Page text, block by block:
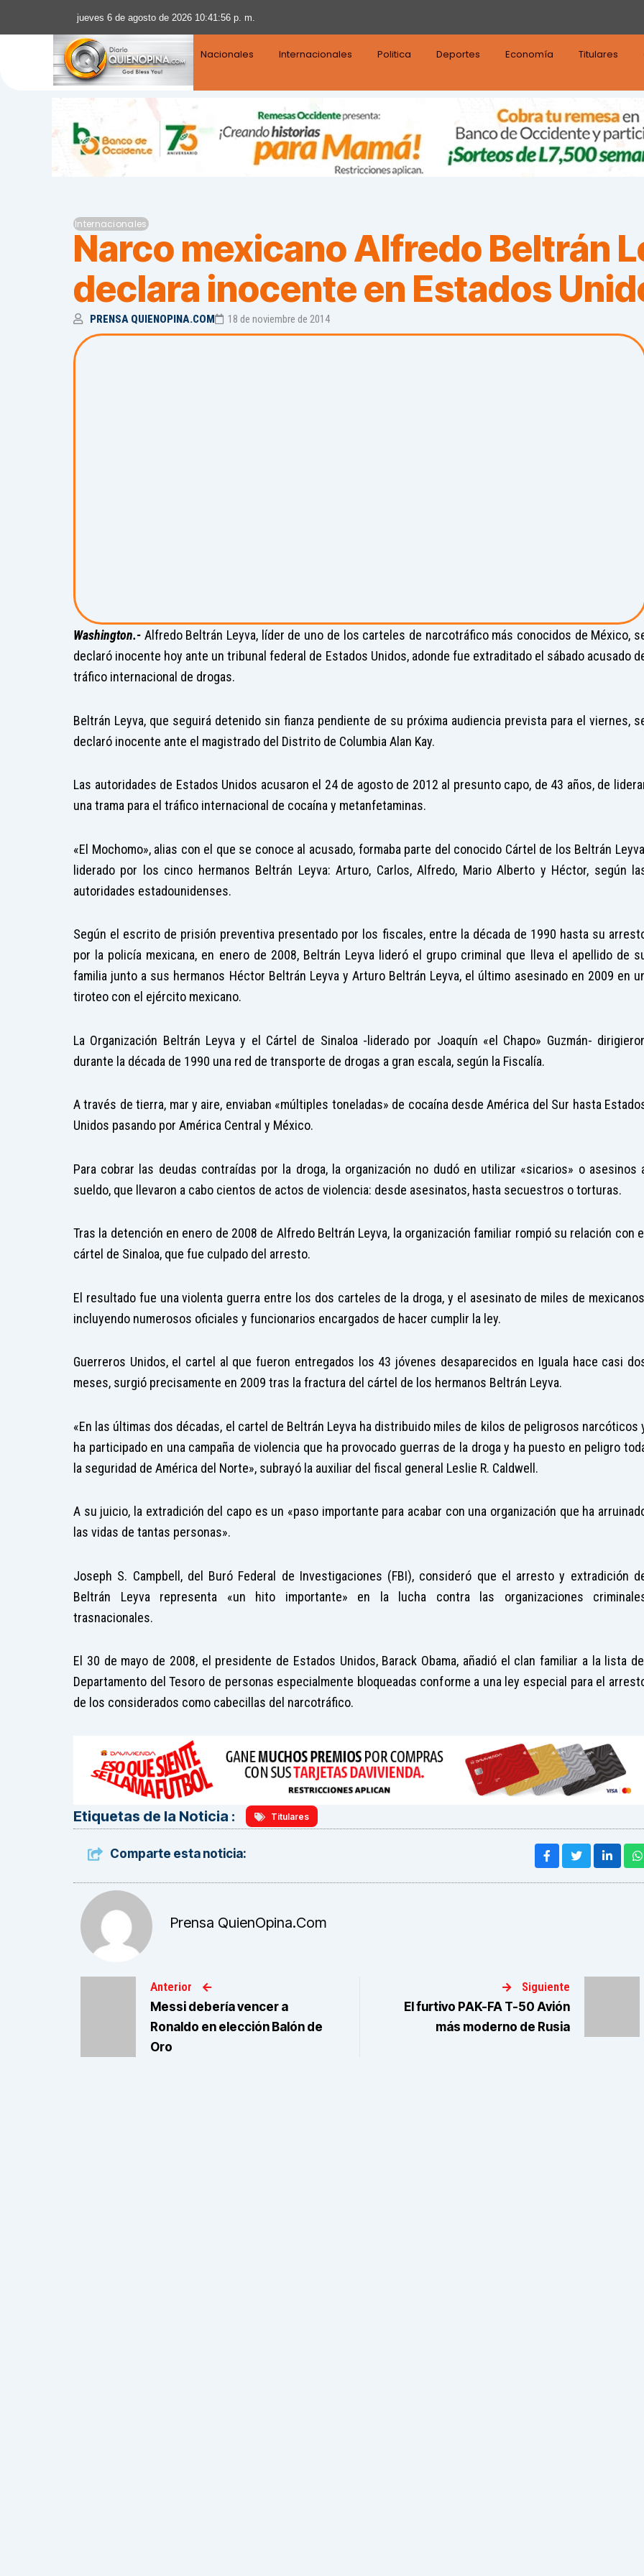
jueves 6 de agosto de 2026 10:41:57 p. m.
Nacionales Internacionales Politica Deportes Economía Titulares
Internacionales
Narco mexicano Alfredo Beltrán
declara inocente en Estados
PRENSA QUIENOPINA.COM 18 de noviembre de 2014
Washington.- Alfredo Beltrán Leyva, líder de uno de los carteles de narcotráfico más conocidos de México,
declaró inocente hoy ante un tribunal federal de Estados Unidos, adonde fue extraditado el sábado acusado
tráfico internacional de drogas.
Beltrán Leyva, que seguirá detenido sin fianza pendiente de su próxima audiencia prevista para el viernes,
declaró inocente ante el magistrado del Distrito de Columbia Alan Kay.
Las autoridades de Estados Unidos acusaron el 24 de agosto de 2012 al presunto capo, de 43 años, de
una trama para el tráfico internacional de cocaína y metanfetaminas.
«El Mochomo», alias con el que se conoce al acusado, formaba parte del conocido Cártel de los Beltrán
liderado por los cinco hermanos Beltrán Leyva: Arturo, Carlos, Alfredo, Mario Alberto y Héctor, según
autoridades estadounidenses.
Según el escrito de prisión preventiva presentado por los fiscales, entre la década de 1990 hasta su
por la policía mexicana, en enero de 2008, Beltrán Leyva lideró el grupo criminal que lleva el apellido de
familia junto a sus hermanos Héctor Beltrán Leyva y Arturo Beltrán Leyva, el último asesinado en 2009 en
tiroteo con el ejército mexicano.
La Organización Beltrán Leyva y el Cártel de Sinaloa -liderado por Joaquín «el Chapo» Guzmán-
durante la década de 1990 una red de transporte de drogas a gran escala, según la Fiscalía.
A través de tierra, mar y aire, enviaban «múltiples toneladas» de cocaína desde América del Sur hasta
Unidos pasando por América Central y México.
Para cobrar las deudas contraídas por la droga, la organización no dudó en utilizar «sicarios» o asesinos
sueldo, que llevaron a cabo cientos de actos de violencia: desde asesinatos, hasta secuestros o torturas.
Tras la detención en enero de 2008 de Alfredo Beltrán Leyva, la organización familiar rompió su relación con
cártel de Sinaloa, que fue culpado del arresto.
El resultado fue una violenta guerra entre los dos carteles de la droga, y el asesinato de miles de
incluyendo numerosos oficiales y funcionarios encargados de hacer cumplir la ley.
Guerreros Unidos, el cartel al que fueron entregados los 43 jóvenes desaparecidos en Iguala hace casi
meses, surgió precisamente en 2009 tras la fractura del cártel de los hermanos Beltrán Leyva.
«En las últimas dos décadas, el cartel de Beltrán Leyva ha distribuido miles de kilos de peligrosos narcóticos
ha participado en una campaña de violencia que ha provocado guerras de la droga y ha puesto en peligro
la seguridad de América del Norte», subrayó la auxiliar del fiscal general Leslie R. Caldwell.
A su juicio, la extradición del capo es un «paso importante para acabar con una organización que ha
las vidas de tantas personas».
Joseph S. Campbell, del Buró Federal de Investigaciones (FBI), consideró que el arresto y extradición
Beltrán Leyva representa «un hito importante» en la lucha contra las organizaciones
trasnacionales.
El 30 de mayo de 2008, el presidente de Estados Unidos, Barack Obama, añadió el clan familiar a la lista
Departamento del Tesoro de personas especialmente bloqueadas conforme a una ley especial para el
de los considerados como cabecillas del narcotráfico.
Etiquetas de la Noticia : Titulares
Comparte esta noticia:
Prensa QuienOpina.com
Anterior
Messi debería vencer a
Ronaldo en elección Balón de
Oro
Siguiente
El furtivo PAK-FA T-50 Avión
más moderno de Rusia